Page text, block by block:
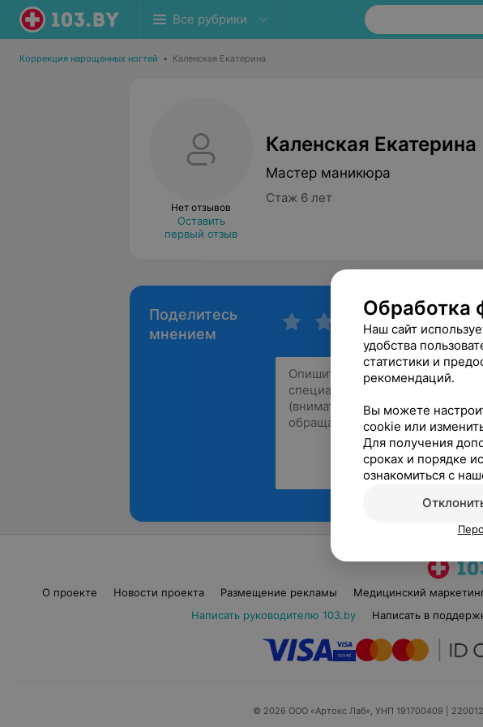
Все рубрики
Коррекция нарощенных ногтей • Каленская Екатерина
Нет отзывов
Оставить
первый отзыв
Каленская Екатерина
Мастер маникюра
Стаж 6 лет
Поделитесь
мнением
О проекте Новости проекта Размещение рекламы Медицинский
Написать руководителю 103.by
Написать в
© 2026 ООО «Артокс Лаб», УНП 191700409 |
Обработка
Наш сайт
удобства
статистики и
рекомендаций.
Вы можете
cookie или
Для получения
сроках и порядке
ознакомиться с